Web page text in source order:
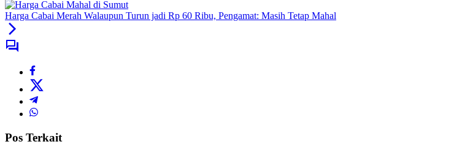
Harga Cabai Merah Walaupun Turun jadi Rp 60 Ribu, Pengamat: Masih Tetap Mahal
Pos Terkait